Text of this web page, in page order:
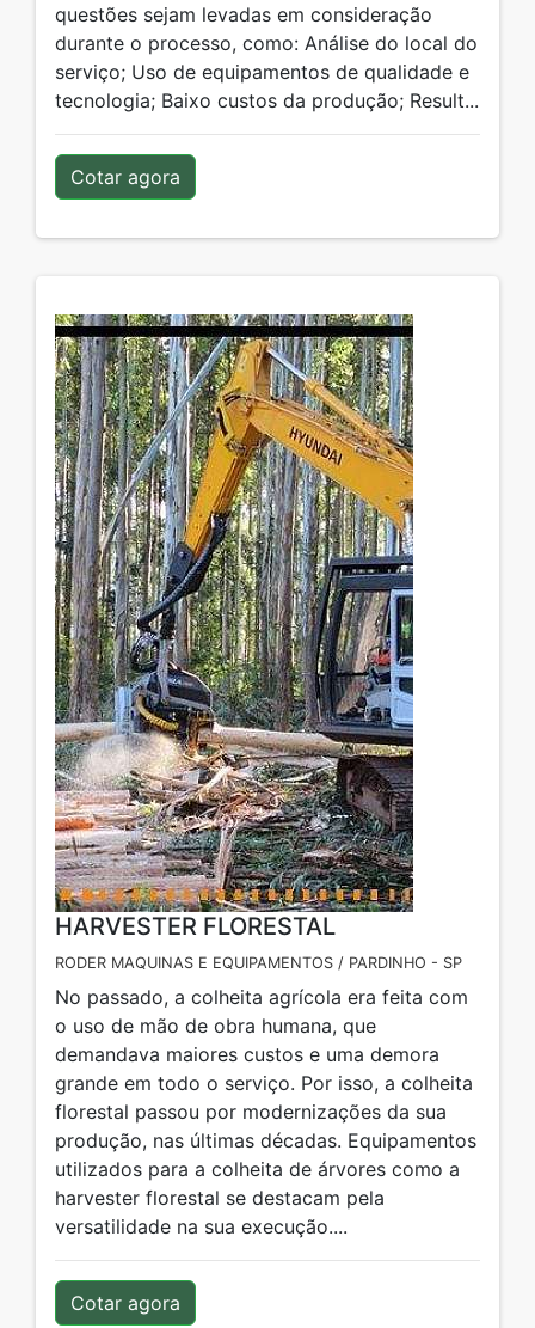
questões sejam levadas em consideração
durante o processo, como: Análise do local do
serviço; Uso de equipamentos de qualidade e
tecnologia; Baixo custos da produção; Result...
Cotar agora
HARVESTER FLORESTAL
RODER MAQUINAS E EQUIPAMENTOS / PARDINHO - SP
No passado, a colheita agrícola era feita com
o uso de mão de obra humana, que
demandava maiores custos e uma demora
grande em todo o serviço. Por isso, a colheita
florestal passou por modernizações da sua
produção, nas últimas décadas. Equipamentos
utilizados para a colheita de árvores como a
harvester florestal se destacam pela
versatilidade na sua execução....
Cotar agora